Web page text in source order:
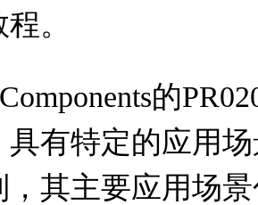
。
的
具有特定的应用
，其主要应用场